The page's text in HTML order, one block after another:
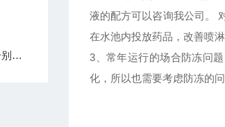
液的配方可以咨询我公司。
在水池内投放药品，改善喷淋
3、常年运行的场合防冻问
化，所以也需要考虑防冻的